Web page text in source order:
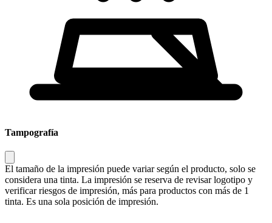
Tampografía
El tamaño de la impresión puede variar según el producto, solo se
considera una tinta. La impresión se reserva de revisar logotipo y
verificar riesgos de impresión, más para productos con más de 1
tinta. Es una sola posición de impresión.